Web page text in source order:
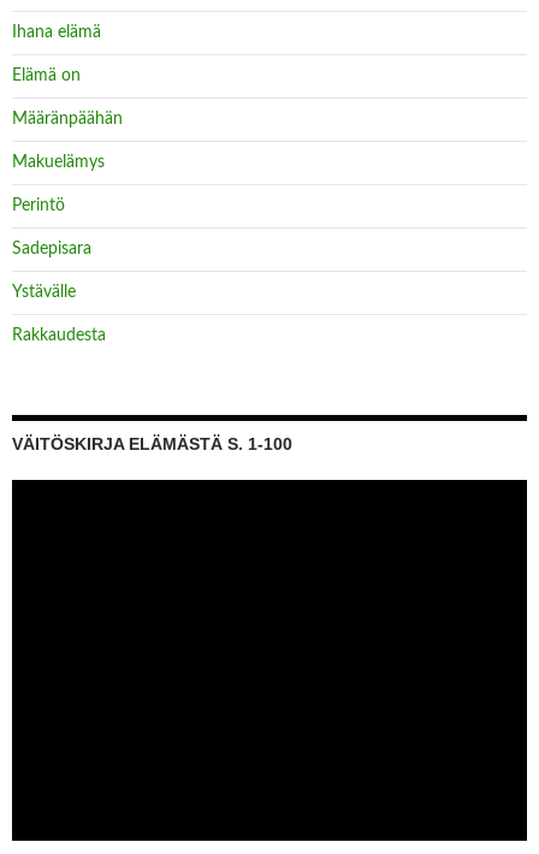
Ihana elämä
Elämä on
Määränpäähän
Makuelämys
Perintö
Sadepisara
Ystävälle
Rakkaudesta
VÄITÖSKIRJA ELÄMÄSTÄ S. 1-100